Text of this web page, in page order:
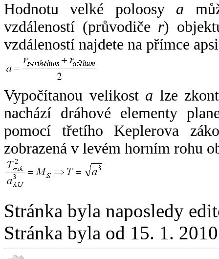
Hodnotu velké poloosy a
vzdáleností (průvodiče r)
vzdáleností najdete na přímce
Vypočítanou velikost a lze
nachází dráhové elementy
pomocí třetího Keplerova
zobrazená v levém horním rohu
Stránka byla naposledy
Stránka byla od 15. 1.